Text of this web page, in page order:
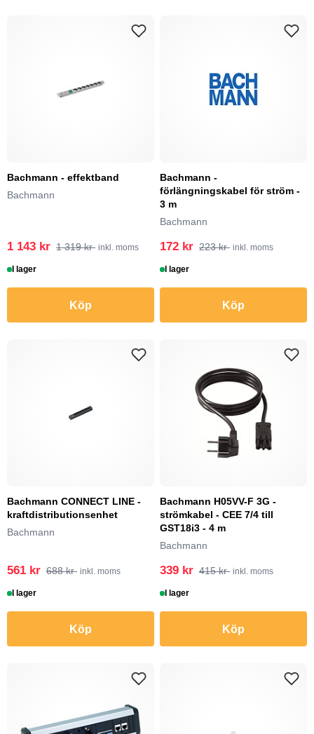
Bachmann - effektband
Bachmann
1 143 kr 1 319 kr inkl. moms
I lager
Köp
Bachmann -
förlängningskabel för ström -
3 m
Bachmann
172 kr 223 kr inkl. moms
I lager
Köp
Bachmann CONNECT LINE -
kraftdistributionsenhet
Bachmann
561 kr 688 kr inkl. moms
I lager
Köp
Bachmann H05VV-F 3G -
strömkabel - CEE 7/4 till
GST18i3 - 4 m
Bachmann
339 kr 415 kr inkl. moms
I lager
Köp